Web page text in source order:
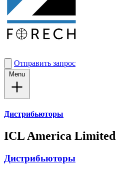
Отправить запрос
Дистрибьюторы
ICL America Limited
Дистрибьюторы